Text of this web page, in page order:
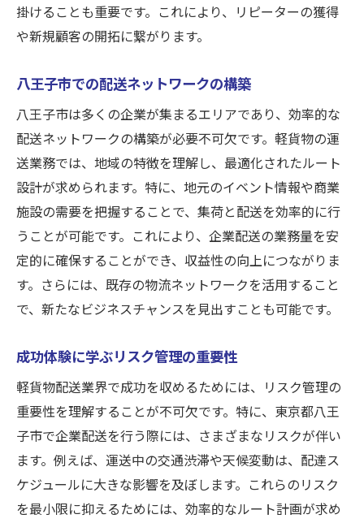
掛けることも重要です。これにより、リピーターの獲得
や新規顧客の開拓に繋がります。
八王子市での配送ネットワークの構築
八王子市は多くの企業が集まるエリアであり、効率的な
配送ネットワークの構築が必要不可欠です。軽貨物の運
送業務では、地域の特徴を理解し、最適化されたルート
設計が求められます。特に、地元のイベント情報や商業
施設の需要を把握することで、集荷と配送を効率的に行
うことが可能です。これにより、企業配送の業務量を安
定的に確保することができ、収益性の向上につながりま
す。さらには、既存の物流ネットワークを活用すること
で、新たなビジネスチャンスを見出すことも可能です。
成功体験に学ぶリスク管理の重要性
軽貨物配送業界で成功を収めるためには、リスク管理の
重要性を理解することが不可欠です。特に、東京都八王
子市で企業配送を行う際には、さまざまなリスクが伴い
ます。例えば、運送中の交通渋滞や天候変動は、配達ス
ケジュールに大きな影響を及ぼします。これらのリスク
を最小限に抑えるためには、効率的なルート計画が求め